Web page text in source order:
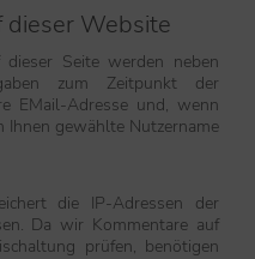
dieser Website
Seite werden neben
zum Zeitpunkt der
EMail-Adresse und, wenn
Ihnen gewählte Nutzername
die IP-Adressen der
Da wir Kommentare auf
prüfen, benötigen